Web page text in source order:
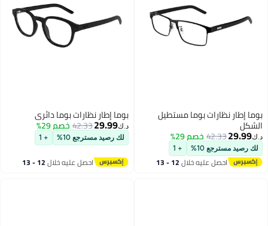
بوما إطار نظارات بوما مستطيل
الشكل
د.ك‏29.99
42.33خصم 29%
لك رصيد مسترجع 10% + 1
احصل عليه خلال 12 - 13
بوما إطار نظارات بوما دائري
د.ك‏29.99
42.33خصم 29%
لك رصيد مسترجع 10% + 1
احصل عليه خلال 12 - 13